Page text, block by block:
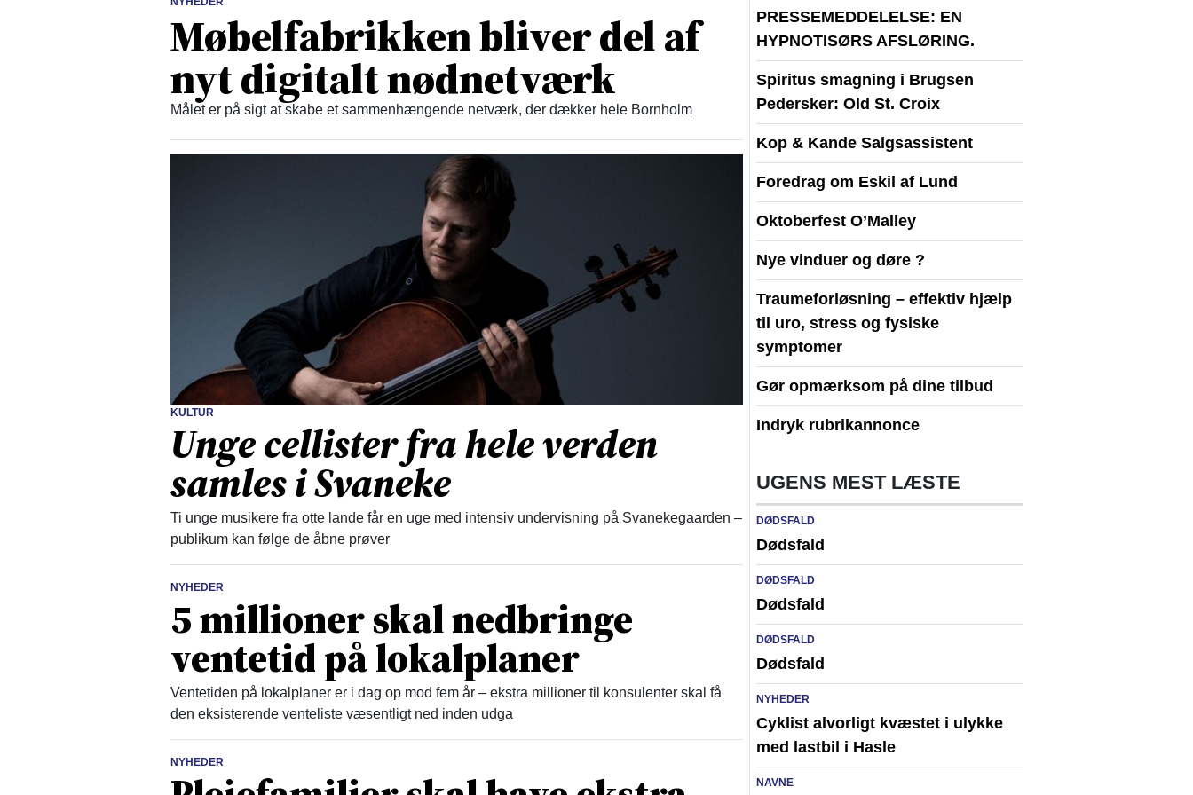
Møbelfabrikken bliver del af
nyt digitalt nødnetværk
Målet er på sigt at skabe et sammenhængende netværk, der dækker hele Bornholm
KULTUR
Unge cellister fra hele verden
samles i Svaneke
Ti unge musikere fra otte lande får en uge med intensiv undervisning på Svanekegaarden –
publikum kan følge de åbne prøver
NYHEDER
5 millioner skal nedbringe
ventetid på lokalplaner
Ventetiden på lokalplaner er i dag op mod fem år – ekstra millioner til konsulenter skal få
den eksisterende venteliste væsentligt ned inden udga
NYHEDER
PRESSEMEDDELELSE: EN
HYPNOTISØRS AFSLØRING.
Spiritus smagning i Brugsen
Pedersker: Old St. Croix
Kop & Kande Salgsassistent
Foredrag om Eskil af Lund
Oktoberfest O’Malley
Nye vinduer og døre ?
Traumeforløsning – effektiv hjælp
til uro, stress og fysiske
symptomer
Gør opmærksom på dine tilbud
Indryk rubrikannonce
UGENS MEST LÆSTE
DØDSFALD
Dødsfald
DØDSFALD
Dødsfald
DØDSFALD
Dødsfald
NYHEDER
Cyklist alvorligt kvæstet i ulykke
med lastbil i Hasle
NAVNE